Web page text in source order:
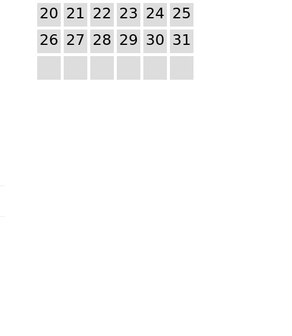
20 21 22 23 24 25
26 27 28 29 30 31